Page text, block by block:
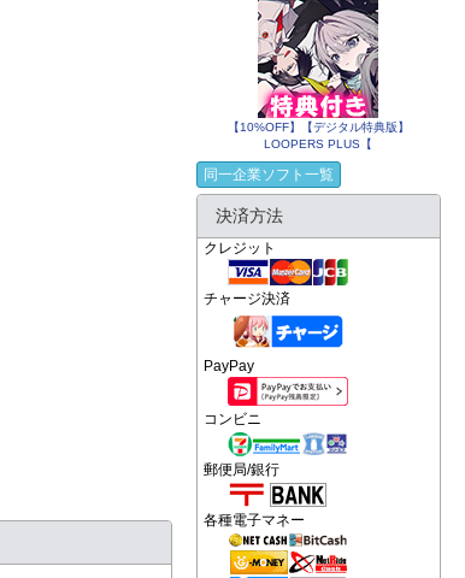
【10%OFF】【デジタル特典版】
LOOPERS PLUS【
同一企業ソフト一覧
決済方法
クレジット
チャージ決済
PayPay
コンビニ
郵便局/銀行
各種電子マネー